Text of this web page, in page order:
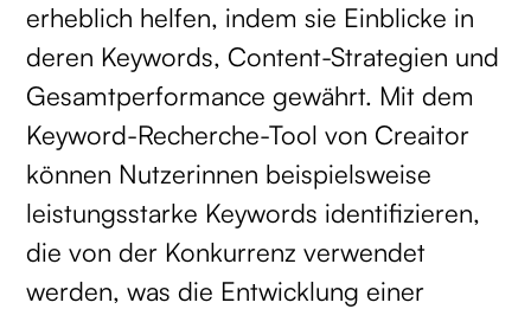
erheblich helfen, indem sie Einblicke in
deren Keywords, Content-Strategien und
Gesamtperformance gewährt. Mit dem
Keyword-Recherche-Tool von Creaitor
können Nutzerinnen beispielsweise
leistungsstarke Keywords identifizieren,
die von der Konkurrenz verwendet
werden, was die Entwicklung einer